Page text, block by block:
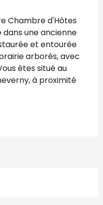
Chambre d'Hôtes
une ancienne
et entourée
arborés, avec
êtes situé au
à proximité